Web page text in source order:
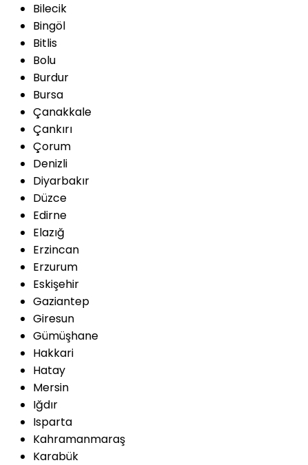
Bilecik
Bingöl
Bitlis
Bolu
Burdur
Bursa
Çanakkale
Çankırı
Çorum
Denizli
Diyarbakır
Düzce
Edirne
Elazığ
Erzincan
Erzurum
Eskişehir
Gaziantep
Giresun
Gümüşhane
Hakkari
Hatay
Mersin
Iğdır
Isparta
Kahramanmaraş
Karabük